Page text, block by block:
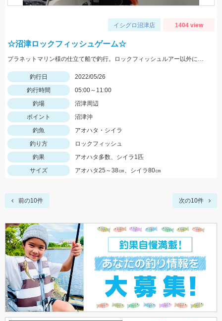
イシグロ沼津店 1404 view
☆沼津ロックフィッシュゲーム☆
プラネットマリン様の仕立て船で釣行。ロックフィッシュルアー以外にもテンヤやジグ、キャスティングなどその場に応じて色々な釣りが出来ました。
釣行日
2022/05/26
釣行時間
05:00～11:00
釣場
沼津周辺
ポイント
沼津沖
釣魚
アオハタ・シイラ
釣り方
ロックフィッシュ
釣果
アオハタ多数、シイラ1匹
サイズ
アオハタ25～38㎝、シイラ80㎝
前の10件 次の10件